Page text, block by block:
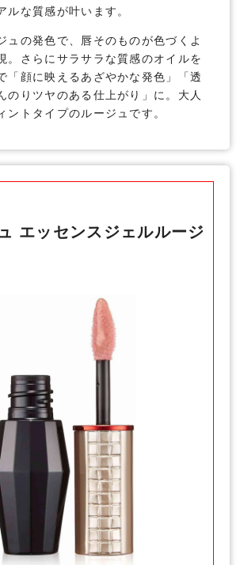
ルな質感が叶います。
ュの発色で、唇そのものが色づくよ
。さらにサラサラな質感のオイルを
「顔に映えるあざやかな発色」「透
のりツヤのある仕上がり」に。大人
ントタイプのルージュです。
エッセンスジェルルージ